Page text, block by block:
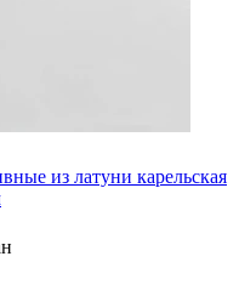
из латуни карельская